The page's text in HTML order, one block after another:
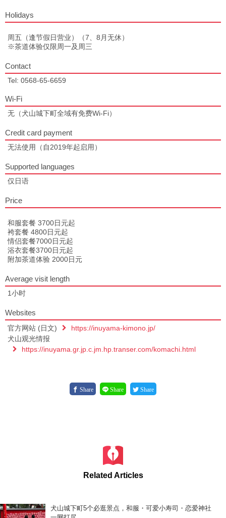
Holidays
周五（逢节假日营业）（7、8月无休）
※茶道体验仅限周一及周三
Contact
Tel: 0568-65-6659
Wi-Fi
无（犬山城下町全域有免费Wi-Fi）
Credit card payment
无法使用（自2019年起启用）
Supported languages
仅日语
Price
和服套餐 3700日元起
袴套餐 4800日元起
情侣套餐7000日元起
浴衣套餐3700日元起
附加茶道体验 2000日元
Average visit length
1小时
Websites
官方网站 (日文)
https://inuyama-kimono.jp/
犬山观光情报
https://inuyama.gr.jp.c.jm.hp.transer.com/komachi.html
Share Share Share
Related Articles
犬山城下町5个必逛景点，和服・可爱小寿司・恋爱神社